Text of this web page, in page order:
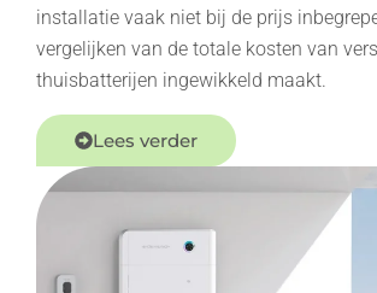
installatie vaak niet bij de prijs
vergelijken van de totale kosten van
thuisbatterijen ingewikkeld maakt.
Lees verder